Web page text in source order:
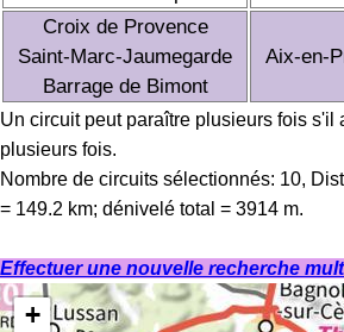
Croix de Provence
Saint-Marc-Jaumegarde
Barrage de Bimont
Aix-en-
Un circuit peut paraître plusieurs fois s'il
plusieurs fois.
Nombre de circuits sélectionnés: 10,
= 149.2 km; dénivelé total = 3914 m.
Effectuer une nouvelle recherche
+